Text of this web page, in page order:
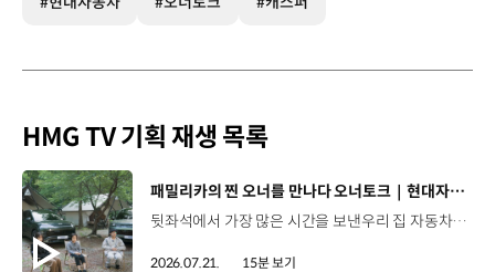
HMG TV 기획 재생 목록
[동영상]
패밀리카의 찐 오너를 만나다 오너토크｜현대자동차
뒷좌석에서 가장 많은 시간을 보낸우리 집 자동차의 찐 오너들!🚗 차에 담긴 추억부터 미래에 꿈꾸는 드림카까지 현대차 Kids의 솔직한 토크를 확인해 보세요. 00:47 패밀리카의 찐 오너, 현대차 Kids 프로필00:56 우리 가족 차가 제일 예쁘다?04:21 차 안에서 우리 가족은?06:26 패밀리카로서의 장점10:04 아이들의 눈으로 본 현대차는 어떤 이미지일까?10:55 추억을 선물한 현대차12:02 나의 드림카13:46 오너토크를 함께한 소감은? #현대자동차 #오너토크 #패밀리카 #현대차Kids #아이오닉9 #싼타페하이브리드 #아이오닉5N #아이오닉6N #N페스티벌 #가족여행 #미래세대 #드림카
2026.07.21. 15분 보기